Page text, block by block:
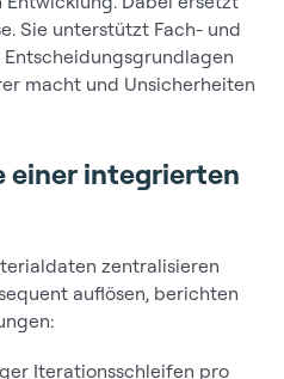
Sie unterstützt Fach- und
macht und Unsicherheiten
einer integrierten
zentralisieren
auflösen, berichten
Iterationsschleifen pro